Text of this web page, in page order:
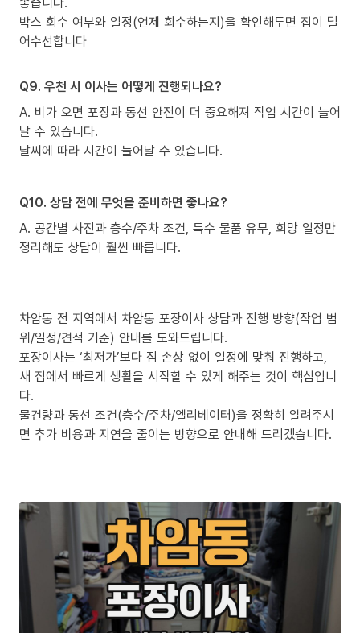
박스 회수 여부와 일정(언제 회수하는지)을 확인해두면 집이 덜
어수선합니다
Q9. 우천 시 이사는 어떻게 진행되나요?
A. 비가 오면 포장과 동선 안전이 더 중요해져 작업 시간이 늘어
날 수 있습니다.
날씨에 따라 시간이 늘어날 수 있습니다.
Q10. 상담 전에 무엇을 준비하면 좋나요?
A. 공간별 사진과 층수/주차 조건, 특수 물품 유무, 희망 일정만
정리해도 상담이 훨씬 빠릅니다.
차암동 전 지역에서 차암동 포장이사 상담과 진행 방향(작업 범
위/일정/견적 기준) 안내를 도와드립니다.
포장이사는 ‘최저가’보다 짐 손상 없이 일정에 맞춰 진행하고,
새 집에서 빠르게 생활을 시작할 수 있게 해주는 것이 핵심입니
다.
물건량과 동선 조건(층수/주차/엘리베이터)을 정확히 알려주시
면 추가 비용과 지연을 줄이는 방향으로 안내해 드리겠습니다.